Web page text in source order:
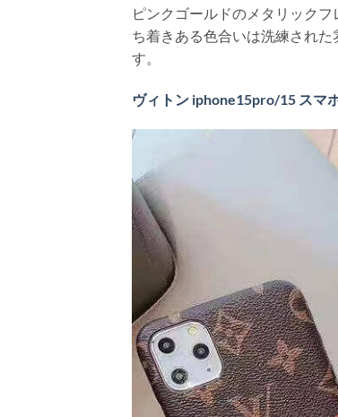
ピンクゴールドのメタリック
ち着きある色合いは洗練され
す。
ヴィトン iphone15pro/15 スマ